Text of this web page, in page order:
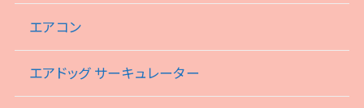
エアコン
エアドッグ サーキュレーター